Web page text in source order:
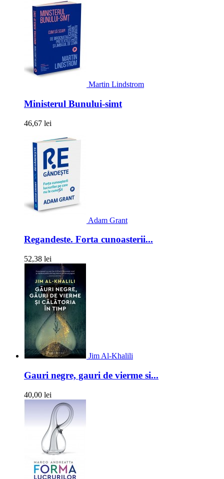
Martin Lindstrom
Ministerul Bunului-simt
46,67 lei
Adam Grant
Regandeste. Forta cunoasterii...
52,38 lei
Jim Al-Khalili
Gauri negre, gauri de vierme si...
40,00 lei